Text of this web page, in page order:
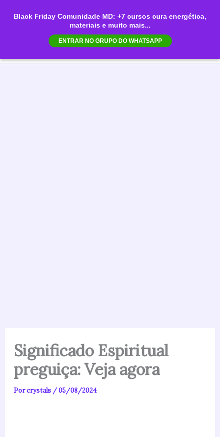
Black Friday Comunidade MD: +7 cursos cura energética,
materiais e muito mais...
ENTRAR NO GRUPO DO WHATSAPP
para
Significado Espiritual
preguiça: Veja agora
Porcrystals /05/08/2024